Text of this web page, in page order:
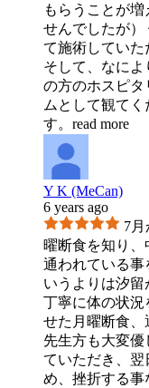
もらうことが増
せんでしたが
て施術していた
そして、なに
の方のホスピタ
ムとして観て
す。 read more
Y K (MeCan)
6 years ago
7
曜断食を知り、
通われている事
いうよりは汐
丁寧に体の状況
せた月曜断食、
先生方も大変
ていただき、翌
め、挫折する事